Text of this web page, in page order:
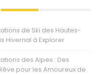
de Ski des Hautes-
Hivernal à Explorer
des Alpes : Des
pour les Amoureux de